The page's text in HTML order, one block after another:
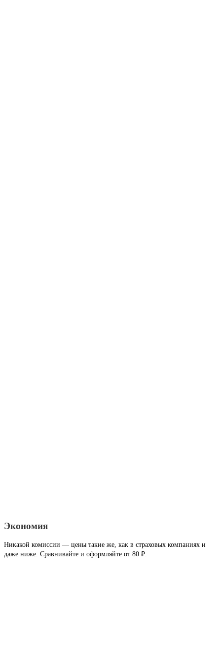
Экономия
Никакой комиссии — цены такие же, как в страховых компаниях и
даже ниже. Сравнивайте и оформляйте от 80 ₽.